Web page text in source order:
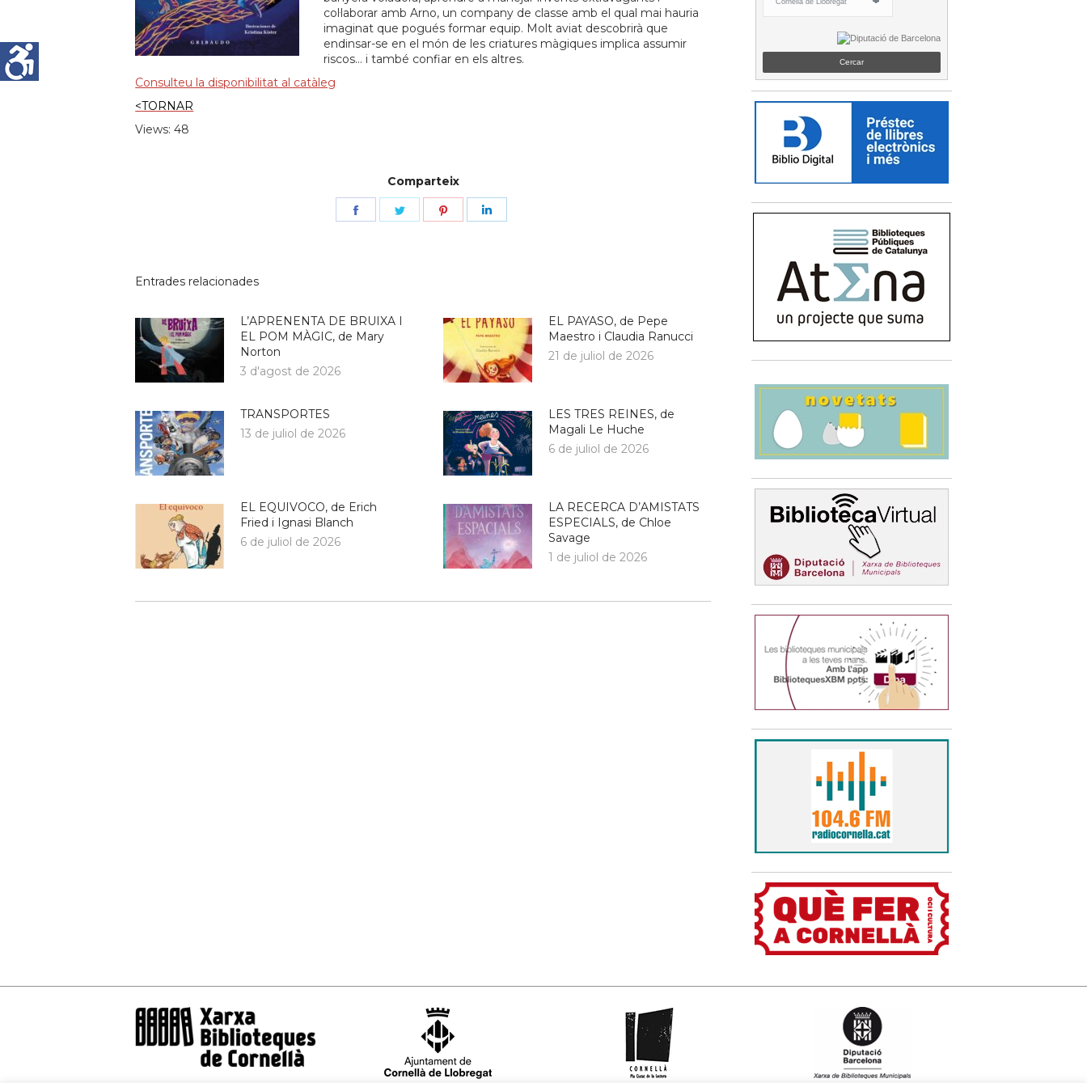
col·laborar amb Arno, un company de classe amb el qual mai hauria
imaginat que pogués formar equip. Molt aviat descobrirà que
endinsar-se en el món de les criatures màgiques implica assumir
riscos… i també confiar en els altres.
Consulteu la disponibilitat al catàleg
<TORNAR
Views: 48
Comparteix
Share
Share
Share
Entrades relacionades
L’APRENENTA DE BRUIXA I
EL POM MÀGIC, de Mary
Norton
3 d'agost de 2026
EL PAYASO, de Pepe
Maestro i Claudia Ranucci
21 de juliol de 2026
TRANSPORTES
13 de juliol de 2026
LES TRES REINES, de
Magali Le Huche
6 de juliol de 2026
EL EQUIVOCO, de Erich
Fried i Ignasi Blanch
6 de juliol de 2026
LA RECERCA D’AMISTATS
ESPECIALS, de Chloe
Savage
1 de juliol de 2026